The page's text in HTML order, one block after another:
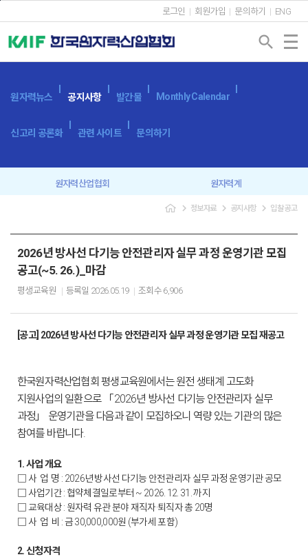
로그인 회원가입 문의하기 ENG
search
원자력뉴스 공지사항 발간물 Monthly Calendar
신고리 공론화 관련 사이트 문의하기
원자력산업협회 원자력계
navigate_next 정보자료 navigate_next 공지사항 navigate_next 입찰공고
2026년 방사선 다기능 안전관리자 실무 과정 운영기관 모집
공고(~5. 26.)_마감
평생교육원 등록일 2026.05.19 조회수 6,906
[공고] 2026년 방사선 다기능 안전관리자 실무 과정 운영기관 모집 재공고
한국원자력산업협회 평생교육원에서는 원전 생태계 고도화
지원사업의 일환으로 「2026년 방사선 다기능 안전관리자 실무
과정」 운영기관을 다음과 같이 모집하오니 역량 있는 기관의 많은
참여를 바랍니다.
1. 사업 개요
□ 사 업 명 : 2026년 방사선 다기능 안전관리자 실무 과정 운영기관 공모
□ 사업기간 : 협약체결일로부터 ~ 2026. 12. 31. 까지
□ 교육대상 : 원자력 유관 분야 재직자·퇴직자 총 20명
□ 사 업 비 : 금 30,000,000원 (부가세 포함)
2. 신청자격